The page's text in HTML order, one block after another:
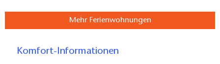
Mehr Ferienwohnungen
Komfort-Informationen